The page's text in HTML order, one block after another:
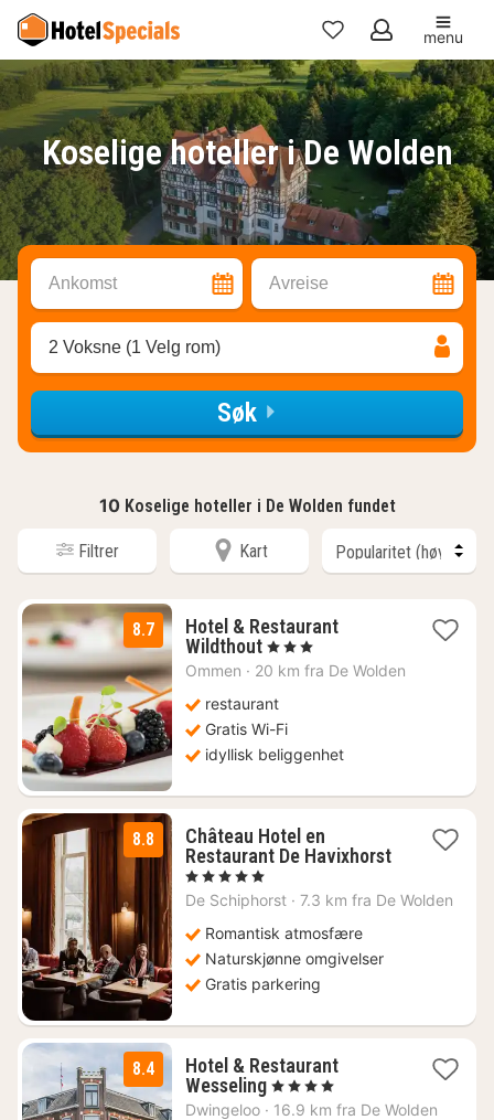
Mine
favoritter
menu
Koselige hoteller i De Wolden
Ankomst Avreise
2 Voksne (1 Velg rom)
Søk
10 Koselige hoteller i De Wolden fundet
Filtrer Kart
8.7
Hotel & Restaurant
Wildthout1
natt
1331
kr.
, 3 Stjerner
Ommen · 20 km fra De Wolden
restaurant
Gratis Wi-Fi
idyllisk beliggenhet
8.8
Château Hotel en
Restaurant De Havixhorst
1
natt
1749
kr.
, 5 Stjerner
De Schiphorst · 7.3 km fra De Wolden
Romantisk atmosfære
Naturskjønne omgivelser
Gratis parkering
8.4
Hotel & Restaurant
Wesseling1
natt
, 4 Stjerner
Dwingeloo · 16.9 km fra De Wolden